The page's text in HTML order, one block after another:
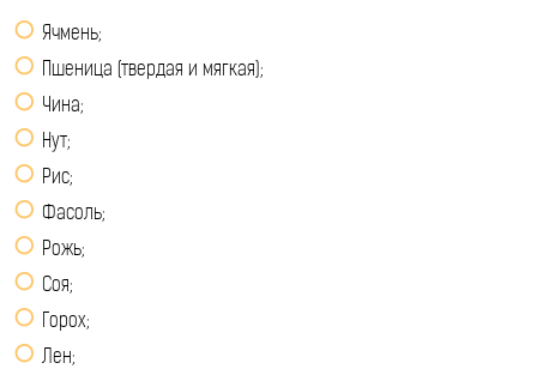
Ячмень;
Пшеница (твердая и мягкая);
Чина;
Нут;
Рис;
Фасоль;
Рожь;
Соя;
Горох;
Лен;